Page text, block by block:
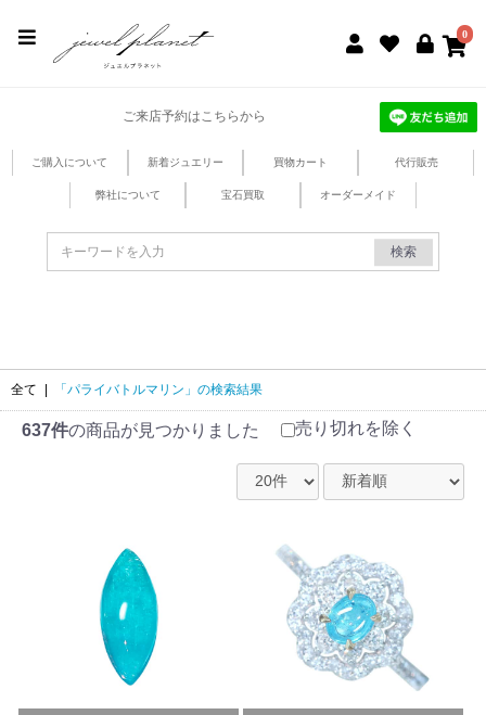
0
ご来店予約はこちらから
ご購入について 新着ジュエリー 買物カート 代行販売
弊社について 宝石買取 オーダーメイド
検索
全て 「パライバトルマリン」の検索結果
637件の商品が見つかりました 売り切れを除く